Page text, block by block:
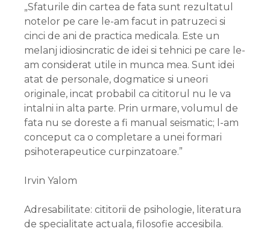
„Sfaturile din cartea de fata sunt rezultatul
notelor pe care le-am facut in patruzeci si
cinci de ani de practica medicala. Este un
melanj idiosincratic de idei si tehnici pe care le-
am considerat utile in munca mea. Sunt idei
atat de personale, dogmatice si uneori
originale, incat probabil ca cititorul nu le va
intalni in alta parte. Prin urmare, volumul de
fata nu se doreste a fi manual seismatic; l-am
conceput ca o completare a unei formari
psihoterapeutice curpinzatoare.”
Irvin Yalom
Adresabilitate: cititorii de psihologie, literatura
de specialitate actuala, filosofie accesibila.